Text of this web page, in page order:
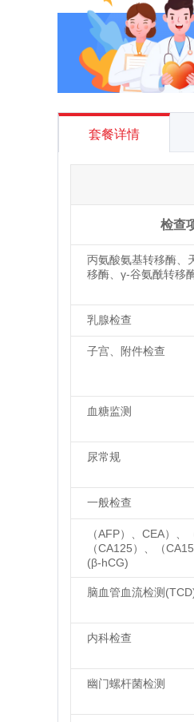
套餐详情
检查
丙氨酸氨基转移酶、
移酶、γ-谷氨酰转移
乳腺检查
子宫、附件检查
血糖监测
尿常规
一般检查
（AFP）、CEA）、
（CA125）、（
(β-hCG)
脑血管血流检测
内科检查
幽门螺杆菌检测